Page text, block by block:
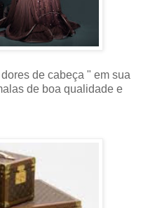
de cabeça " em sua
de boa qualidade e